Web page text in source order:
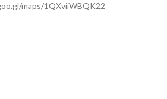
maps/1QXviiWBQK22